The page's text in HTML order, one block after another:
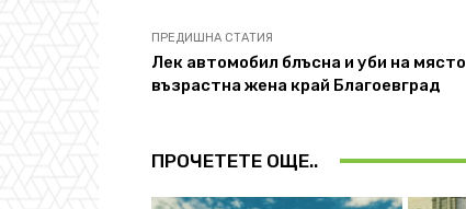
ПРЕДИШНА СТАТИЯ
Лек автомобил блъсна и уби на място
възрастна жена край Благоевград
ПРОЧЕТЕТЕ ОЩЕ..